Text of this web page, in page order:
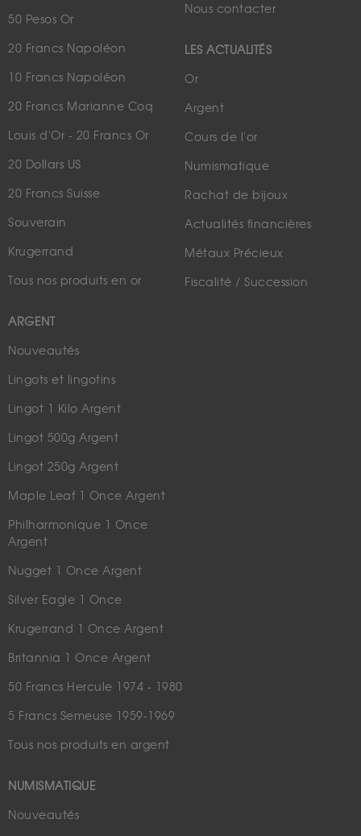
50 Pesos Or
20 Francs Napoléon
10 Francs Napoléon
20 Francs Marianne Coq
Louis d'Or - 20 Francs Or
20 Dollars US
20 Francs Suisse
Souverain
Krugerrand
Tous nos produits en or
ARGENT
Nouveautés
Lingots et lingotins
Lingot 1 Kilo Argent
Lingot 500g Argent
Lingot 250g Argent
Maple Leaf 1 Once Argent
Philharmonique 1 Once
Argent
Nugget 1 Once Argent
Silver Eagle 1 Once
Krugerrand 1 Once Argent
Britannia 1 Once Argent
50 Francs Hercule 1974 - 1980
5 Francs Semeuse 1959-1969
Tous nos produits en argent
NUMISMATIQUE
Nouveautés
Nous contacter
LES ACTUALITÉS
Or
Argent
Cours de l'or
Numismatique
Rachat de bijoux
Actualités financières
Métaux Précieux
Fiscalité / Succession